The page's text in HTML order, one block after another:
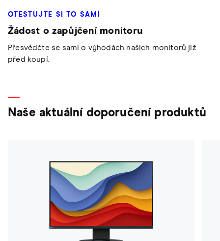
OTESTUJTE SI TO SAMI
Žádost o zapůjčení monitoru
Přesvědčte se sami o výhodách našich monitorů již
před koupí.
Naše aktuální doporučení produktů